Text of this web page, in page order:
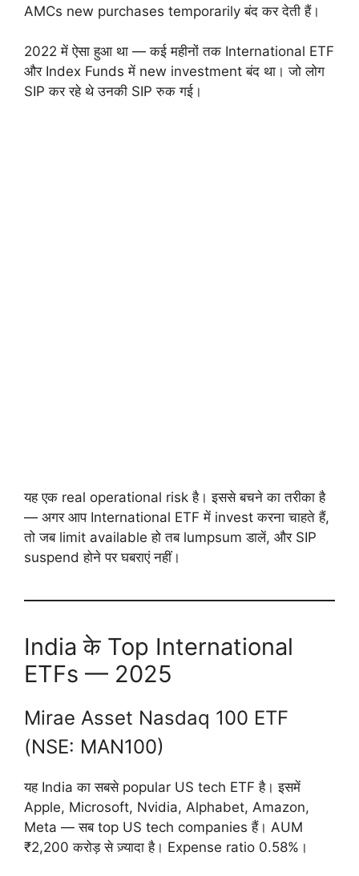
AMCs new purchases temporarily बंद कर देती हैं।
2022 में ऐसा हुआ था — कई महीनों तक International ETF
और Index Funds में new investment बंद था। जो लोग
SIP कर रहे थे उनकी SIP रुक गई।
यह एक real operational risk है। इससे बचने का तरीका है
— अगर आप International ETF में invest करना चाहते हैं,
तो जब limit available हो तब lumpsum डालें, और SIP
suspend होने पर घबराएं नहीं।
India के Top International
ETFs — 2025
Mirae Asset Nasdaq 100 ETF
(NSE: MAN100)
यह India का सबसे popular US tech ETF है। इसमें
Apple, Microsoft, Nvidia, Alphabet, Amazon,
Meta — सब top US tech companies हैं। AUM
₹2,200 करोड़ से ज़्यादा है। Expense ratio 0.58%।